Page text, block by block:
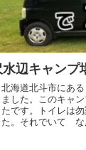
水辺キャン
海道北斗市にあ
ました。このキャ
たです。トイレは
た。それでいて な
キャンプ場です。